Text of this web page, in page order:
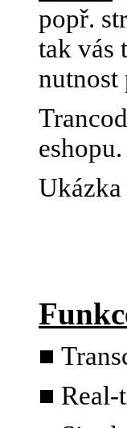
popř.
tak vás
nutnost
eshopu.
■
■ Real-